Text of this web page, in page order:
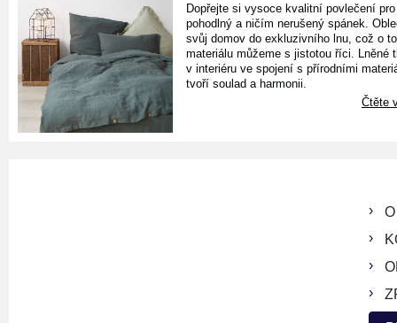
Dopřejte si vysoce kvalitní povlečení pro
pohodlný a ničím nerušený spánek.
svůj domov do exkluzivního lnu, což o
materiálu můžeme s jistotou říci. Lněné
v interiéru ve spojení s přírodními
tvoří soulad a harmonii.
Čtěte